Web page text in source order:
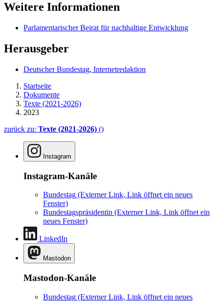
Weitere Informationen
Parlamentarischer Beirat für nachhaltige Entwicklung
Herausgeber
Deutscher Bundestag, Internetredaktion
Startseite
Dokumente
Texte (2021-2026)
2023
zurück zu: Texte (2021-2026) ()
Instagram
Instagram-Kanäle
Bundestag (Externer Link, Link öffnet ein neues
Fenster)
Bundestagspräsidentin (Externer Link, Link öffnet ein
neues Fenster)
LinkedIn
Mastodon
Mastodon-Kanäle
Bundestag (Externer Link, Link öffnet ein neues